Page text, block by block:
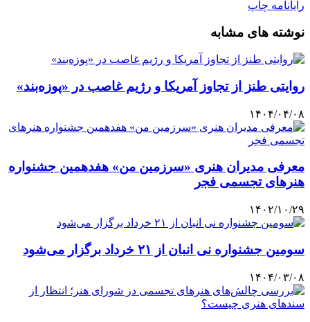
رایانامه چاپ
نوشته های مشابه
روایتی طنز از تجاوز آمریکا و رژیم غاصب در «پوزه‌بند»
۱۴۰۴/۰۴/۰۸
معرفی مدیران هنری «سرزمین من» هفدهمین جشنواره
هنرهای تجسمی فجر
۱۴۰۲/۱۰/۲۹
سومین جشنواره نی انبان از ۲۱ خرداد برگزار می‌شود
۱۴۰۴/۰۳/۰۸